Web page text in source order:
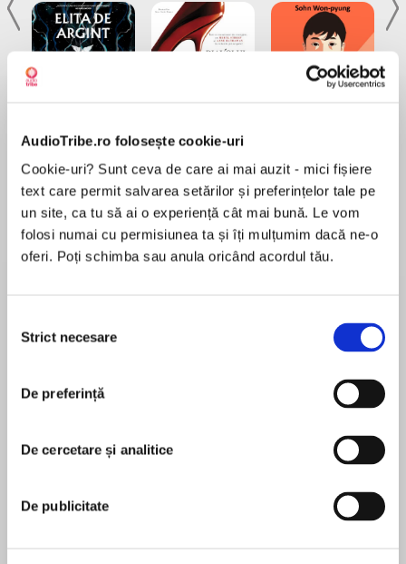
AudioTribe.ro folosește cookie-uri
Cookie-uri? Sunt ceva de care ai mai auzit - mici fișiere
text care permit salvarea setărilor și preferințelor tale pe
un site, ca tu să ai o experiență cât mai bună. Le vom
folosi numai cu permisiunea ta și îți mulțumim dacă ne-o
oferi. Poți schimba sau anula oricând acordul tău.
consimțământului
Strict necesare
De preferință
De cercetare și analitice
De publicitate
de...
Dani Francis
la...
Lauren Weisberger
Desprecarte
When the hunter becomes the hunted…
legendary career chasing monsters—sadistic
Bobbie Gentry from horrific captivity and helped
hero. Or a target. But now a copycat murderer
haunts him, and reuniting with Bobbie is his
În acest moment nu există recenzii
Debra Webb
DEBRA WEBB is the award winning, USA Today
bestselling author of more than 170 novels,